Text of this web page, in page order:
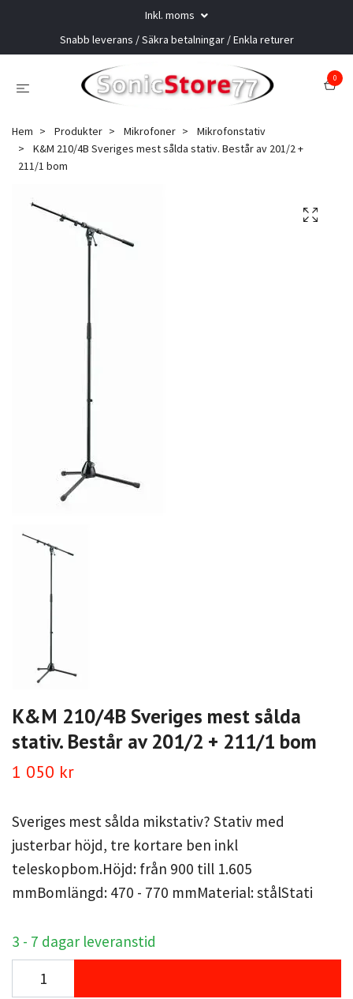
Inkl. moms
Snabb leverans / Säkra betalningar / Enkla returer
0
Hem Produkter Mikrofoner
Mikrofonstativ
K&M 210/4B Sveriges mest sålda stativ. Består av 201/2 +
211/1 bom
K&M 210/4B Sveriges mest sålda
stativ. Består av 201/2 + 211/1 bom
1 050 kr
Sveriges mest sålda mikstativ? Stativ med
justerbar höjd, tre kortare ben inkl
teleskopbom.Höjd: från 900 till 1.605
mmBomlängd: 470 - 770 mmMaterial: stålStati
3 - 7 dagar leveranstid